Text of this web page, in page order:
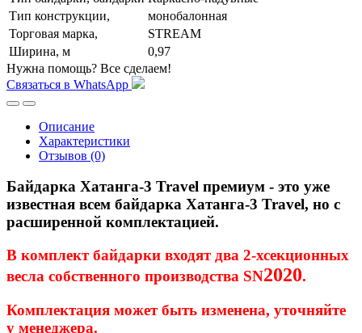
Тип конструкции,
монобалонная
Торговая марка,
STREAM
Ширина, м
0,97
Нужна помощь? Все сделаем!
Связаться в WhatsApp
Описание
Характеристики
Отзывов (0)
Байдарка Хатанга-3 Travel премиум - это уже
известная всем байдарка Хатанга-3 Travel, но с
расширенной комплектацией.
В комплект байдарки входят два 2-хсекционных
весла собственного производства SN2020.
Комплектация может быть изменена, уточняйте
у менеджера.